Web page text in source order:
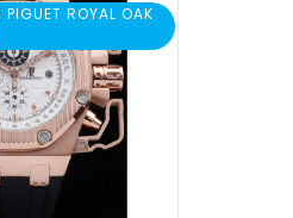
PIGUET ROYAL OAK